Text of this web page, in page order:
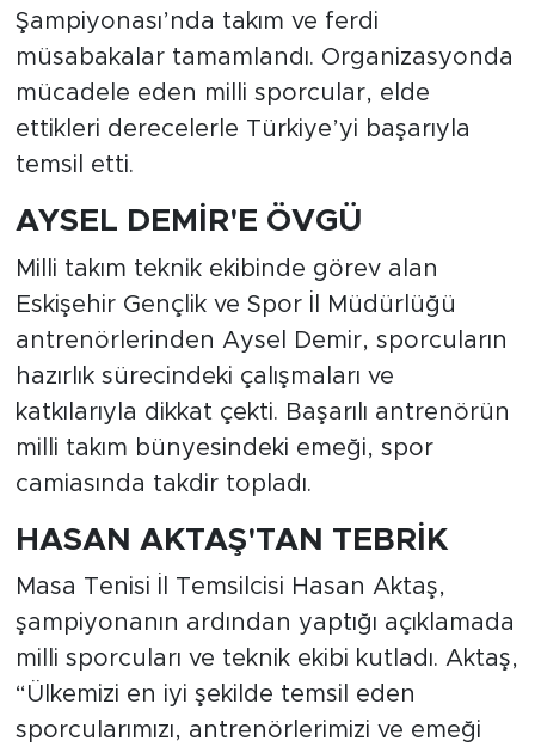
Şampiyonası’nda takım ve ferdi
müsabakalar tamamlandı. Organizasyonda
mücadele eden milli sporcular, elde
ettikleri derecelerle Türkiye’yi başarıyla
temsil etti.
AYSEL DEMİR'E ÖVGÜ
Milli takım teknik ekibinde görev alan
Eskişehir Gençlik ve Spor İl Müdürlüğü
antrenörlerinden Aysel Demir, sporcuların
hazırlık sürecindeki çalışmaları ve
katkılarıyla dikkat çekti. Başarılı antrenörün
milli takım bünyesindeki emeği, spor
camiasında takdir topladı.
HASAN AKTAŞ'TAN TEBRİK
Masa Tenisi İl Temsilcisi Hasan Aktaş,
şampiyonanın ardından yaptığı açıklamada
milli sporcuları ve teknik ekibi kutladı. Aktaş,
“Ülkemizi en iyi şekilde temsil eden
sporcularımızı, antrenörlerimizi ve emeği